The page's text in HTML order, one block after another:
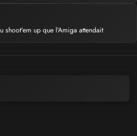
shoot'em up que l'Amiga attendait